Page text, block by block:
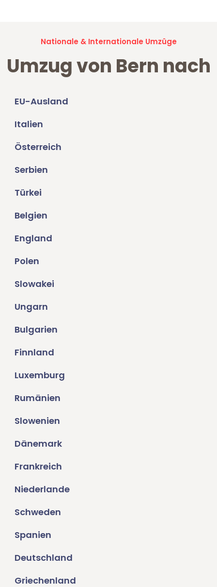
Nationale & Internationale Umzüge
Umzug von Bern nach
EU-Ausland
Italien
Österreich
Serbien
Türkei
Belgien
England
Polen
Slowakei
Ungarn
Bulgarien
Finnland
Luxemburg
Rumänien
Slowenien
Dänemark
Frankreich
Niederlande
Schweden
Spanien
Deutschland
Griechenland